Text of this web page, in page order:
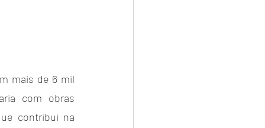
mais de 6 mil
com obras
contribui na